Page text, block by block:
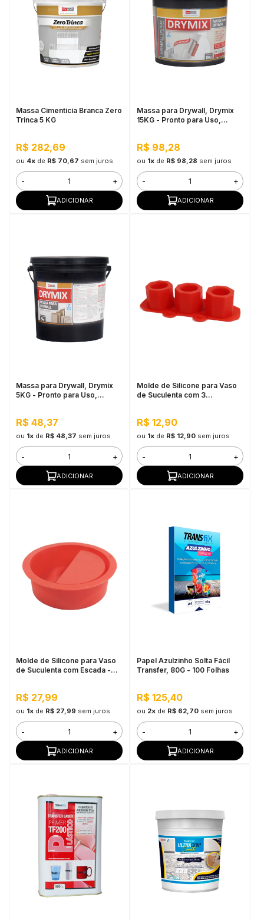
Massa Cimentícia Branca Zero
Trinca 5 KG
R$ 282,69
ou 4xde R$ 70,67 sem juros
- +
ADICIONAR
Massa para Drywall, Drymix
15KG - Pronto para Uso,
R$ 98,28
ou 1xde R$ 98,28 sem juros
- +
ADICIONAR
Massa para Drywall, Drymix
5KG - Pronto para Uso,
R$ 48,37
ou 1xde R$ 48,37 sem juros
- +
ADICIONAR
Molde de Silicone para Vaso
de Suculenta com 3
R$ 12,90
ou 1xde R$ 12,90 sem juros
- +
ADICIONAR
Molde de Silicone para Vaso
de Suculenta com Escada -
R$ 27,99
ou 1xde R$ 27,99 sem juros
- +
ADICIONAR
Papel Azulzinho Solta Fácil
Transfer, 80G - 100 Folhas
R$ 125,40
ou 2xde R$ 62,70 sem juros
- +
ADICIONAR